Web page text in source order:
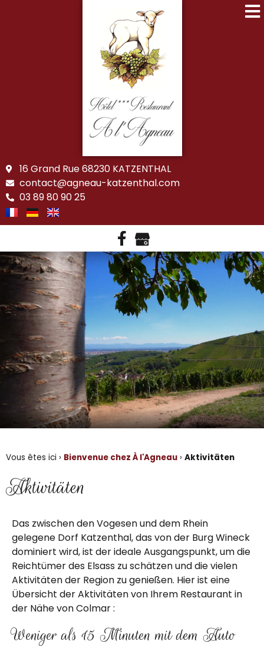
16 Grand Rue 68230 KATZENTHAL
contact@agneau-katzenthal.com
03 89 80 90 25
Vous êtes ici › Bienvenue chez À l'Agneau › Aktivitäten
Aktivitäten
Das zwischen den Vogesen und dem Rhein
gelegene Dorf Katzenthal, das von der Burg Wineck
dominiert wird, ist der ideale Ausgangspunkt, um die
Reichtümer des Elsass zu schätzen und die vielen
Aktivitäten der Region zu genießen. Hier ist eine
Übersicht der Aktivitäten von Ihrem Restaurant in
der Nähe von Colmar :
Weniger als 15 Minuten mit dem Auto